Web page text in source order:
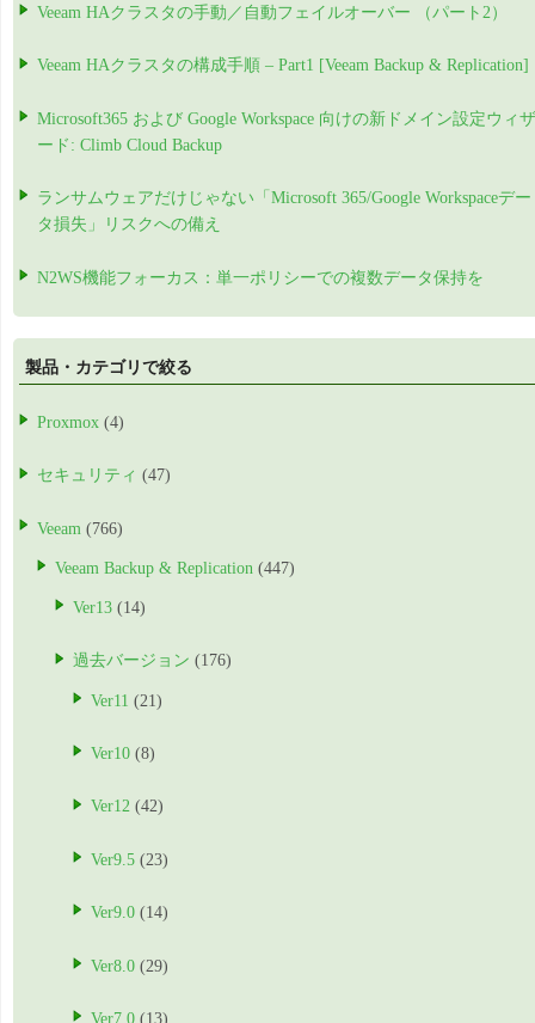
Veeam HAクラスタの手動／自動フェイルオーバー （パート2）
Veeam HAクラスタの構成手順 – Part1 [Veeam Backup & Replication]
Microsoft365 および Google Workspace 向けの新ドメイン設定ウィザ
ード: Climb Cloud Backup
ランサムウェアだけじゃない「Microsoft 365/Google Workspaceデー
タ損失」リスクへの備え
N2WS機能フォーカス：単一ポリシーでの複数データ保持を
製品・カテゴリで絞る
Proxmox (4)
セキュリティ (47)
Veeam (766)
Veeam Backup & Replication (447)
Ver13 (14)
過去バージョン (176)
Ver11 (21)
Ver10 (8)
Ver12 (42)
Ver9.5 (23)
Ver9.0 (14)
Ver8.0 (29)
Ver7.0 (13)